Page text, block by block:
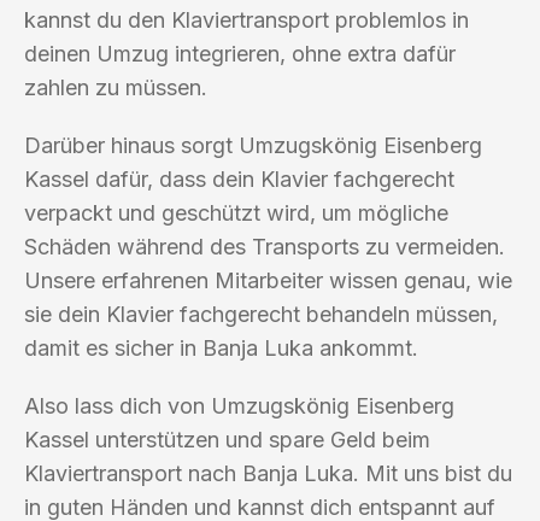
kannst du den Klaviertransport problemlos in
deinen Umzug integrieren, ohne extra dafür
zahlen zu müssen.
Darüber hinaus sorgt Umzugskönig Eisenberg
Kassel dafür, dass dein Klavier fachgerecht
verpackt und geschützt wird, um mögliche
Schäden während des Transports zu vermeiden.
Unsere erfahrenen Mitarbeiter wissen genau, wie
sie dein Klavier fachgerecht behandeln müssen,
damit es sicher in Banja Luka ankommt.
Also lass dich von Umzugskönig Eisenberg
Kassel unterstützen und spare Geld beim
Klaviertransport nach Banja Luka. Mit uns bist du
in guten Händen und kannst dich entspannt auf